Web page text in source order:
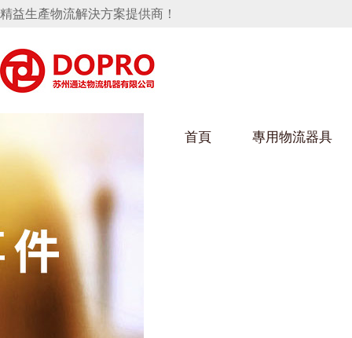
精益生產物流解決方案提供商！
首頁 專用物流器具
好色视频APP下载架
變速箱托盤
衝壓件料架
消聲器料架
手推車
隱藏式馬桶水箱支架
汽車行業
衛浴行業